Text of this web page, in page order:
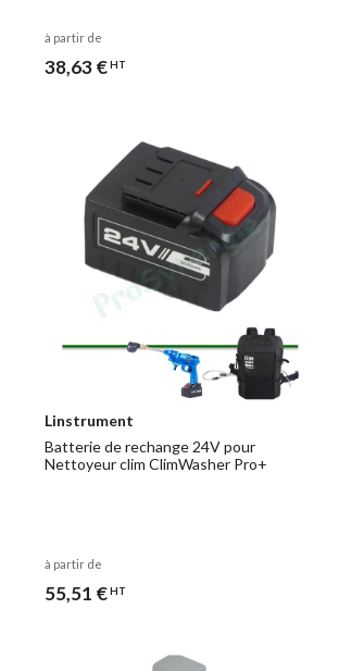
à partir de
38,63 €HT
Linstrument
Batterie de rechange 24V pour
Nettoyeur clim ClimWasher Pro+
à partir de
55,51 € HT